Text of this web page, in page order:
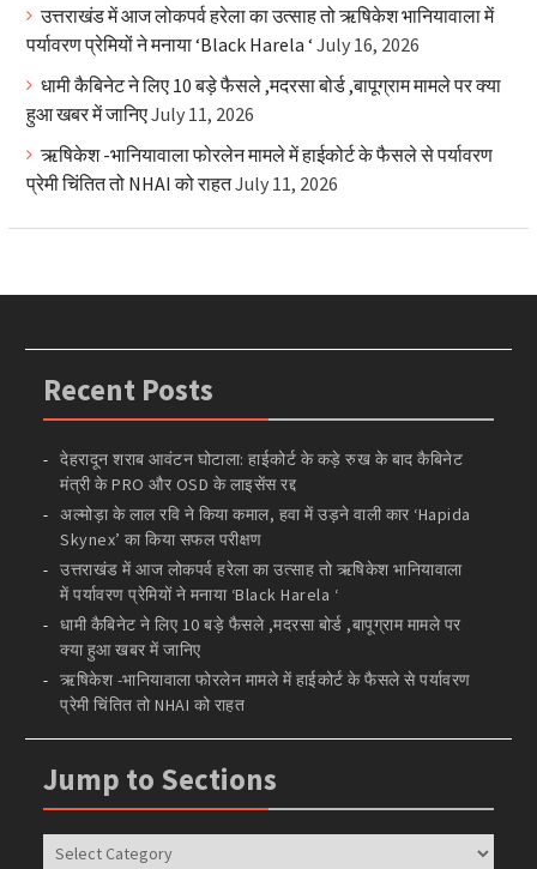
उत्तराखंड में आज लोकपर्व हरेला का उत्साह तो ऋषिकेश भानियावाला में
पर्यावरण प्रेमियों ने मनाया ‘Black Harela ‘ July 16, 2026
धामी कैबिनेट ने लिए 10 बड़े फैसले ,मदरसा बोर्ड ,बापूग्राम मामले पर क्या
हुआ खबर में जानिएJuly 11, 2026
ऋषिकेश -भानियावाला फोरलेन मामले में हाईकोर्ट के फैसले से पर्यावरण
प्रेमी चिंतित तो NHAI को राहतJuly 11, 2026
Recent Posts
देहरादून शराब आवंटन घोटाला: हाईकोर्ट के कड़े रुख के बाद कैबिनेट
मंत्री के PRO और OSD के लाइसेंस रद्द
अल्मोड़ा के लाल रवि ने किया कमाल, हवा में उड़ने वाली कार ‘Hapida
Skynex’ का किया सफल परीक्षण
उत्तराखंड में आज लोकपर्व हरेला का उत्साह तो ऋषिकेश भानियावाला
में पर्यावरण प्रेमियों ने मनाया ‘Black Harela ‘
धामी कैबिनेट ने लिए 10 बड़े फैसले ,मदरसा बोर्ड ,बापूग्राम मामले पर
क्या हुआ खबर में जानिए
ऋषिकेश -भानियावाला फोरलेन मामले में हाईकोर्ट के फैसले से पर्यावरण
प्रेमी चिंतित तो NHAI को राहत
Jump to Sections
Jump